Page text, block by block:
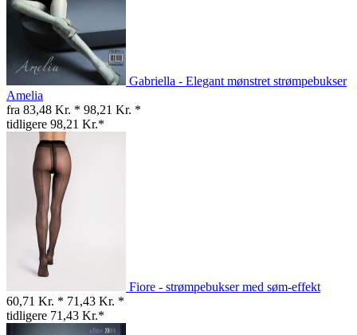
Gabriella - Elegant mønstret strømpebukser
Amelia
fra 83,48 Kr. * 98,21 Kr. *
tidligere 98,21 Kr.*
Fiore - strømpebukser med søm-effekt
60,71 Kr. * 71,43 Kr. *
tidligere 71,43 Kr.*